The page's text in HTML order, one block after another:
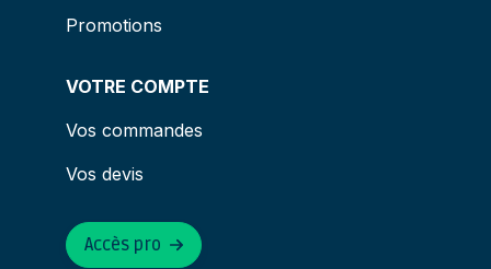
Promotions
VOTRE COMPTE
Vos commandes
Vos devis
Accès pro